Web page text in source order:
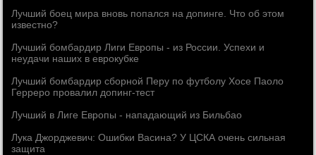
Лучший боец мира вновь попался на допинге. Что об этом
известно?
Лучший бомбардир Лиги Европы - из России. Успехи и
неудачи наших в еврокубке
Лучший бомбардир сборной Перу по футболу Хосе Паоло
Герреро провалил допинг-тест
Лучший в Лиге Европы - нападающий из Бильбао
Лука Джорджевич: Ошибки Васина? У ЦСКА очень сильная
защита